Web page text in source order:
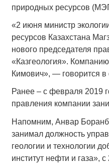
природных ресурсов
«2 июня министр
ресурсов Казахстана
нового председателя
«Казгеология».
Кимович», — говорится
Ранее – с февраля 2019
правления компании
Напомним, Анвар
занимал должность
геологии и технологии
институт нефти и газа»,